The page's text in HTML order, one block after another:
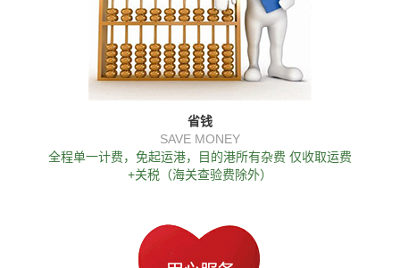
省钱
SAVE MONEY
全程单一计费，免起运港，目的港所有杂费 仅收取运费
+关税（海关查验费除外）